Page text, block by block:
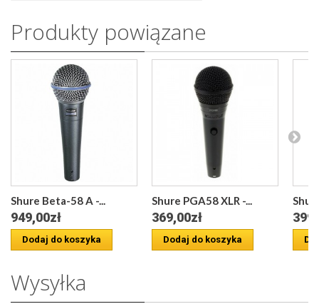
Produkty powiązane
Shure Beta-58 A -...
949,00zł
Dodaj do koszyka
Shure PGA58 XLR -...
369,00zł
Dodaj do koszyka
Wysyłka